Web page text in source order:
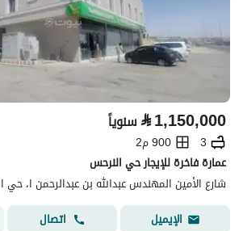
⃁1,150,000 سنوياً
3
900 م2
عمارة فاخرة للإيجار حي النرحس
الإيميل
اتصال